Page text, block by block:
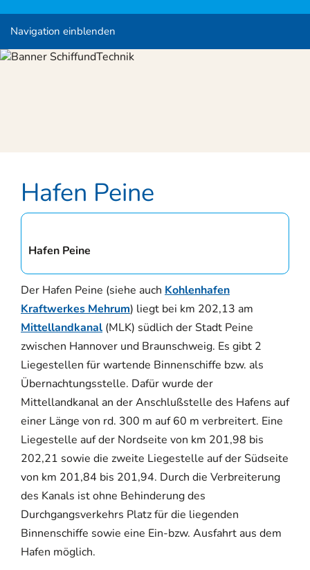
Navigation einblenden
Hafen Peine
Hafen Peine
Der Hafen Peine (siehe auch Kohlenhafen
Kraftwerkes Mehrum) liegt bei km 202,13 am
Mittellandkanal (MLK) südlich der Stadt Peine
zwischen Hannover und Braunschweig. Es gibt 2
Liegestellen für wartende Binnenschiffe bzw. als
Übernachtungsstelle. Dafür wurde der
Mittellandkanal an der Anschlußstelle des Hafens auf
einer Länge von rd. 300 m auf 60 m verbreitert. Eine
Liegestelle auf der Nordseite von km 201,98 bis
202,21 sowie die zweite Liegestelle auf der Südseite
von km 201,84 bis 201,94. Durch die Verbreiterung
des Kanals ist ohne Behinderung des
Durchgangsverkehrs Platz für die liegenden
Binnenschiffe sowie eine Ein-bzw. Ausfahrt aus dem
Hafen möglich.